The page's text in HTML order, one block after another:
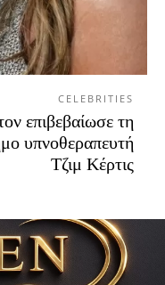
CELEBRITIES
επιβεβαίωσε τη
υπνοθεραπευτή
Τζιμ Κέρτις